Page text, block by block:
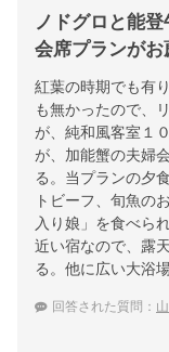
ノドグロと能
会席プランがお
紅葉の時期でも有
も無かったので、
が、純和風客室１
が、加能蟹の夫婦
る。当プランの夕
トビーフ、旬魚の
入り娘」を食べら
近い宿なので、露
る。他に広い大浴
回答された質問： 山